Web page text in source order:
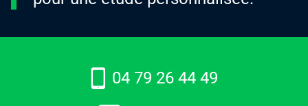
04 79 26 44 49